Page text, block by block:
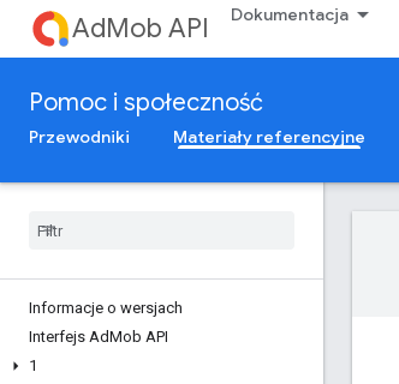
AdMob API Dokumentacja
Pomoc i społeczność
Przewodniki Materiały referencyjne
Informacje o wersjach
Interfejs AdMob API
1